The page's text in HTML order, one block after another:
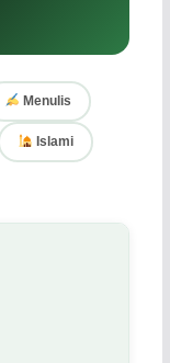
Menulis
Islami